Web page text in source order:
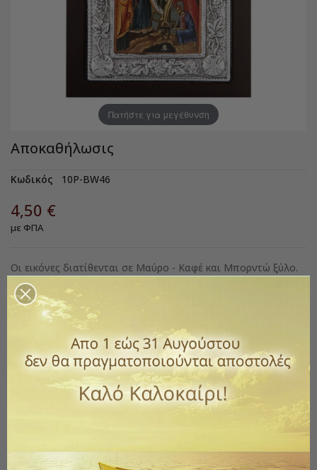
Πατήστε για μεγέθυνση
Αποκαθήλωσις
Κωδικός 10P-BW46
4,50 €
με ΦΠΑ
Οι εικόνες διατίθενται σε Μαύρο - Καφέ και Μπορντώ ξύλο.
Κατασκευάζονται με αμετάβλητο μέταλλο και με επικάλυψη
από ασήμι 925ο.
*Επικοινωνήστε μαζί μας για να διαμορφώσετε την εικόνα
Μέγεθος εικόνας